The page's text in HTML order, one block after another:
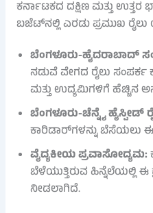
ಕರ್ನಾಟಕದ ದಕ್ಷಿಣ ಮತ್ತು ಉತ್ತರ
ಬಜೆಟ್‌ನಲ್ಲಿ ಎರಡು ಪ್ರಮುಖ
ಬೆಂಗಳೂರು-ಹೈದರಾಬಾದ್
ನಡುವೆ ವೇಗದ ರೈಲು
ಮತ್ತು ಉದ್ಯಮಿಗಳಿಗೆ ಹೆಚ್ಚಿನ
ಬೆಂಗಳೂರು-ಚೆನ್ನೈ ಹೈಸ್ಪೀಡ್
ಕಾರಿಡಾರ್‌ಗಳನ್ನು ಬೆಸೆಯಲು
ವೈದ್ಯಕೀಯ ಪ್ರವಾಸೋದ್ಯಮ:
ಬೆಳೆಯುತ್ತಿರುವ ಹಿನ್ನೆಲೆಯಲ್ಲಿ ಈ
ನೀಡಲಾಗಿದೆ.